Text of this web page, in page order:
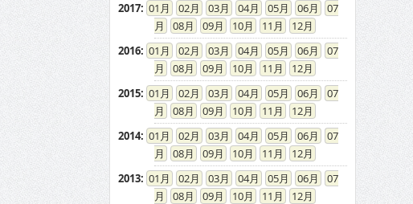
2017: 01 02 03 04 05 06
07
08
09 10 11
12
2016: 01 02 03 04 05 06
07
08
09 10 11
12
2015: 01 02 03 04 05 06
07
08
09 10 11
12
2014: 01 02 03 04 05 06
07
08
09 10 11
12
2013: 01 02 03 04 05 06
07
08
09 10 11
12